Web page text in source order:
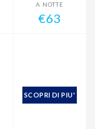
A NOTTE
€63
SCOPRI DI PIU'